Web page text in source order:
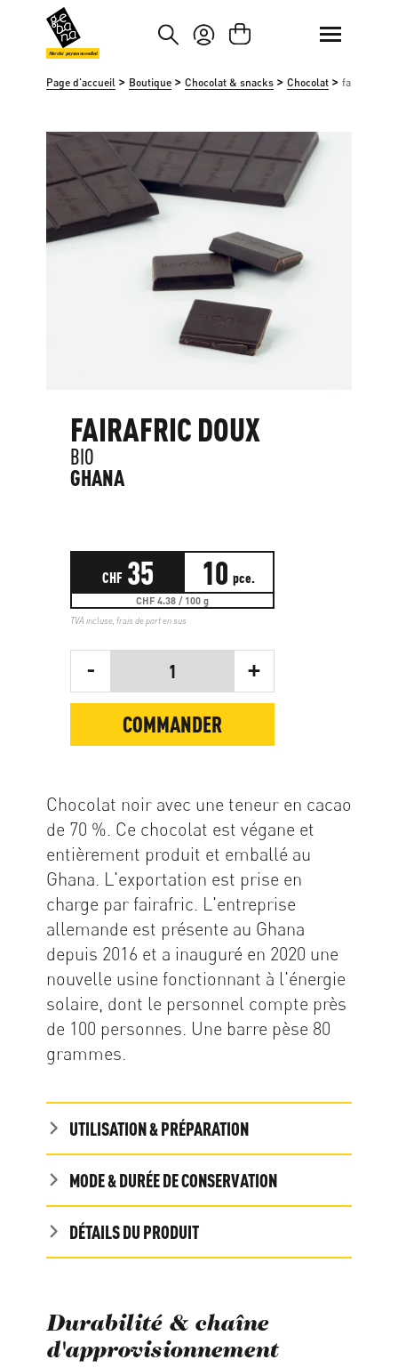
au contenu principal
Passer à la recherche
Marché paysan mondial
Page d'accueil > Boutique > Chocolat & snacks > Chocolat > fairafric
Ignorer la galerie d'images
FAIRAFRIC DOUX
BIO
GHANA
CHF 35 10 pce.
CHF 4.38 / 100 g
TVA incluse, frais de port en sus
- 1 +
COMMANDER
Chocolat noir avec une teneur en cacao
de 70 %. Ce chocolat est végane et
entièrement produit et emballé au
Ghana. L'exportation est prise en
charge par fairafric. L'entreprise
allemande est présente au Ghana
depuis 2016 et a inauguré en 2020 une
nouvelle usine fonctionnant à l'énergie
solaire, dont le personnel compte près
de 100 personnes. Une barre pèse 80
grammes.
UTILISATION & PRÉPARATION
MODE & DURÉE DE CONSERVATION
DÉTAILS DU PRODUIT
Durabilité & chaîne
d'approvisionnement